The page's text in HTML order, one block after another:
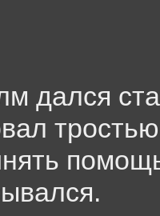
дался